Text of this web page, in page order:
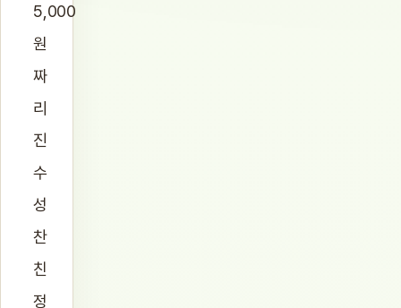
5,000
원
짜
리
진
수
성
찬
친
정